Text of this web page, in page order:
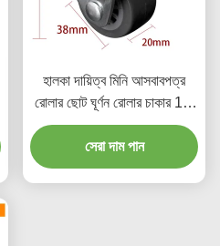
হালকা দায়িত্ব মিনি আসবাবপত্র
রোলার ছোট ঘূর্ণন রোলার চাকার 1.5
ইঞ্চি 38mm
সেরা দাম পান